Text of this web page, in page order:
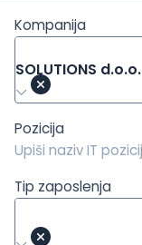
Kompanija
SOLUTIONS d.o.o.
Pozicija
Tip zaposlenja